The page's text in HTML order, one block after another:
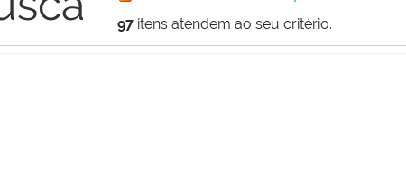
97 itens atendem ao seu critério.